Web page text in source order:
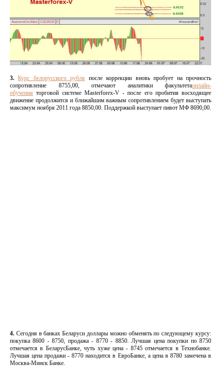
3. Курс белорусского рубля после коррекции вновь пробует на прочность
сопротивление 8755,00, отмечают аналитики факультетаонлайн-
обучения торговой системе Masterforex-V - после его пробития восходящее
движение продолжится и ближайшим важным сопротивлением будет выступать
максимум ноября 2011 года 8850,00. Поддержкой выступает пивот МФ 8690,00.
4. Cегодня в банках Беларуси доллары можно обменять по следующему курсу:
покупка 8600 - 8750, продажа - 8770 - 8850. Лучшая цена покупки по 8750
отмечается в БеларусБанке, чуть хуже цена - 8745 отмечается в Технобанке.
Лучшая цена продажи - 8770 находится в ЕвроБанке, а цена в 8780 замечена в
Москва-Минск Банке.